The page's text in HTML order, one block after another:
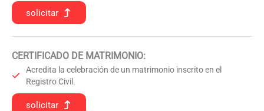
solicitar
CERTIFICADO DE MATRIMONIO:
Acredita la celebración de un matrimonio inscrito en el
Registro Civil.
solicitar